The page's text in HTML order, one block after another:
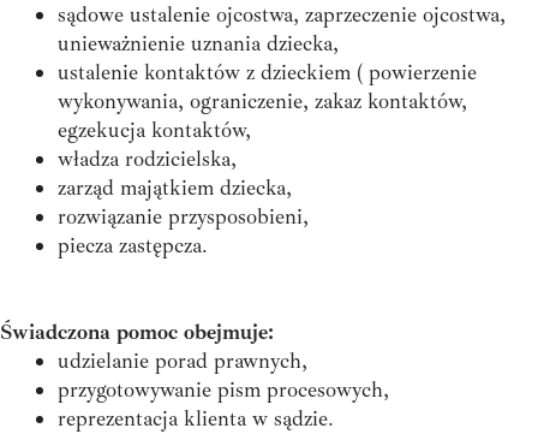
sądowe ustalenie ojcostwa, zaprzeczenie ojcostwa,
unieważnienie uznania dziecka,
ustalenie kontaktów z dzieckiem ( powierzenie
wykonywania, ograniczenie, zakaz kontaktów,
egzekucja kontaktów,
władza rodzicielska,
zarząd majątkiem dziecka,
rozwiązanie przysposobieni,
piecza zastępcza.
Świadczona pomoc obejmuje:
udzielanie porad prawnych,
przygotowywanie pism procesowych,
reprezentacja klienta w sądzie.